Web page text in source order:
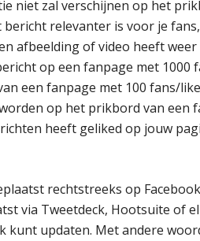
niet zal verschijnen op het
relevanter is voor je
afbeelding of video heeft weer
op een fanpage met 1000
een fanpage met 100 fans/
op het prikbord van een
heeft geliked op jouw
rechtstreeks op
via Tweetdeck, Hootsuite of
kunt updaten. Met andere